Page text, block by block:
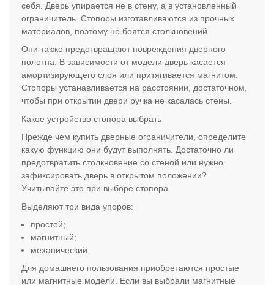
себя. Дверь упирается не в стену, а в установленный
ограничитель. Стопоры изготавливаются из прочных
материалов, поэтому не боятся столкновений.
Они также предотвращают повреждения дверного
полотна. В зависимости от модели дверь касается
амортизирующего слоя или притягивается магнитом.
Стопоры устанавливается на расстоянии, достаточном,
чтобы при открытии двери ручка не касалась стены.
Какое устройство стопора выбрать
Прежде чем купить дверные ограничители, определите
какую функцию они будут выполнять. Достаточно ли
предотвратить столкновение со стеной или нужно
зафиксировать дверь в открытом положении?
Учитывайте это при выборе стопора.
Выделяют три вида упоров:
простой;
магнитный;
механический.
Для домашнего пользования приобретаются простые
или магнитные модели. Если вы выбрали магнитные